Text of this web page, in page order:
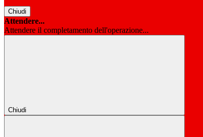
Chiudi
Attendere...
Attendere il completamento dell'operazione...
Chiudi